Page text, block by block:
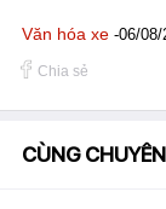
Văn hóa xe -06/08/
Chia sẻ
CÙNG